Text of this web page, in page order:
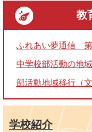
教
ふれあい夢通信 第
中学校部活動の地
部活動地域移行（
学校紹介